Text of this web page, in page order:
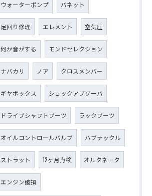
ウォーターポンプ バネット
足回り修理 エレメント 空気圧
何か音がする モンドセレクション
ナバカリ ノア クロスメンバー
ギヤボックス ショックアブソーバ
ドライブシャフトブーツ ラックブーツ
オイルコントロールバルブ ハブナックル
ストラット 12ヶ月点検 オルタネータ
エンジン破損